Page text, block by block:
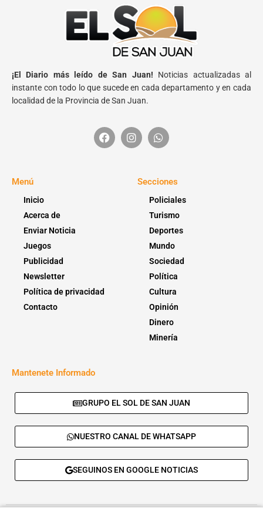
¡El Diario más leído de San Juan! Noticias actualizadas al
instante con todo lo que sucede en cada departamento y en cada
localidad de la Provincia de San Juan.
Menú
Inicio
Acerca de
Enviar Noticia
Juegos
Publicidad
Newsletter
Política de privacidad
Contacto
Secciones
Policiales
Turismo
Deportes
Mundo
Sociedad
Política
Cultura
Opinión
Dinero
Minería
Mantenete Informado
GRUPO EL SOL DE SAN JUAN
NUESTRO CANAL DE WHATSAPP
SEGUINOS EN GOOGLE NOTICIAS